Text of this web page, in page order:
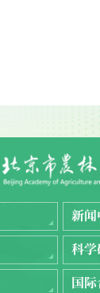
新
科
国